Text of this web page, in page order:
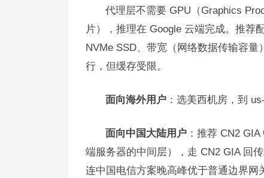
代理层不需要 GPU（Graphics
片），推理在 Google 云端完成。推荐
NVMe SSD、带宽（网络数据传输容量
行，但缓存受限。
面向海外用户 ：选美西机房，到
面向中国大陆用户 ：推荐 CN2
端服务器的中间层），走 CN2 GIA 回
连中国电信方案晚高峰优于普通边界